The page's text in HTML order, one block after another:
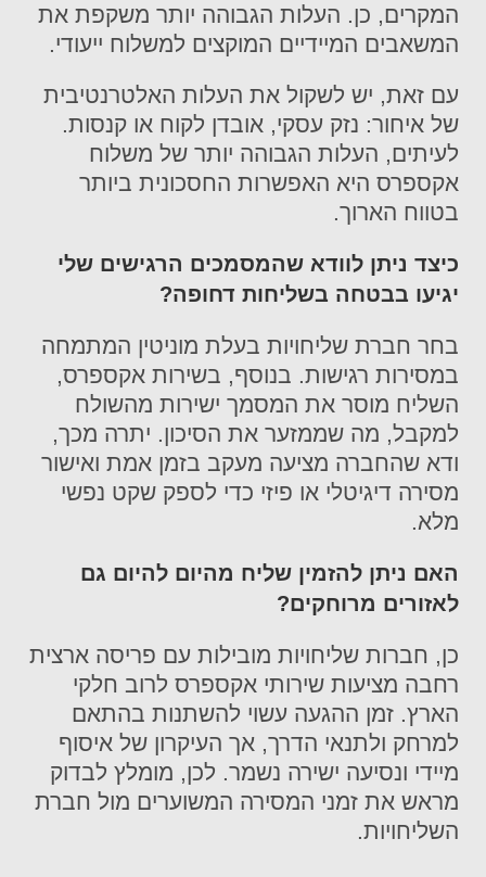
המקרים, כן. העלות הגבוהה יותר משקפת את
המשאבים המיידיים המוקצים למשלוח ייעודי.
עם זאת, יש לשקול את העלות האלטרנטיבית
של איחור: נזק עסקי, אובדן לקוח או קנסות.
לעיתים, העלות הגבוהה יותר של משלוח
אקספרס היא האפשרות החסכונית ביותר
בטווח הארוך.
כיצד ניתן לוודא שהמסמכים הרגישים שלי
יגיעו בבטחה בשליחות דחופה?
בחר חברת שליחויות בעלת מוניטין המתמחה
במסירות רגישות. בנוסף, בשירות אקספרס,
השליח מוסר את המסמך ישירות מהשולח
למקבל, מה שממזער את הסיכון. יתרה מכך,
ודא שהחברה מציעה מעקב בזמן אמת ואישור
מסירה דיגיטלי או פיזי כדי לספק שקט נפשי
מלא.
האם ניתן להזמין שליח מהיום להיום גם
לאזורים מרוחקים?
כן, חברות שליחויות מובילות עם פריסה ארצית
רחבה מציעות שירותי אקספרס לרוב חלקי
הארץ. זמן ההגעה עשוי להשתנות בהתאם
למרחק ולתנאי הדרך, אך העיקרון של איסוף
מיידי ונסיעה ישירה נשמר. לכן, מומלץ לבדוק
מראש את זמני המסירה המשוערים מול חברת
השליחויות.